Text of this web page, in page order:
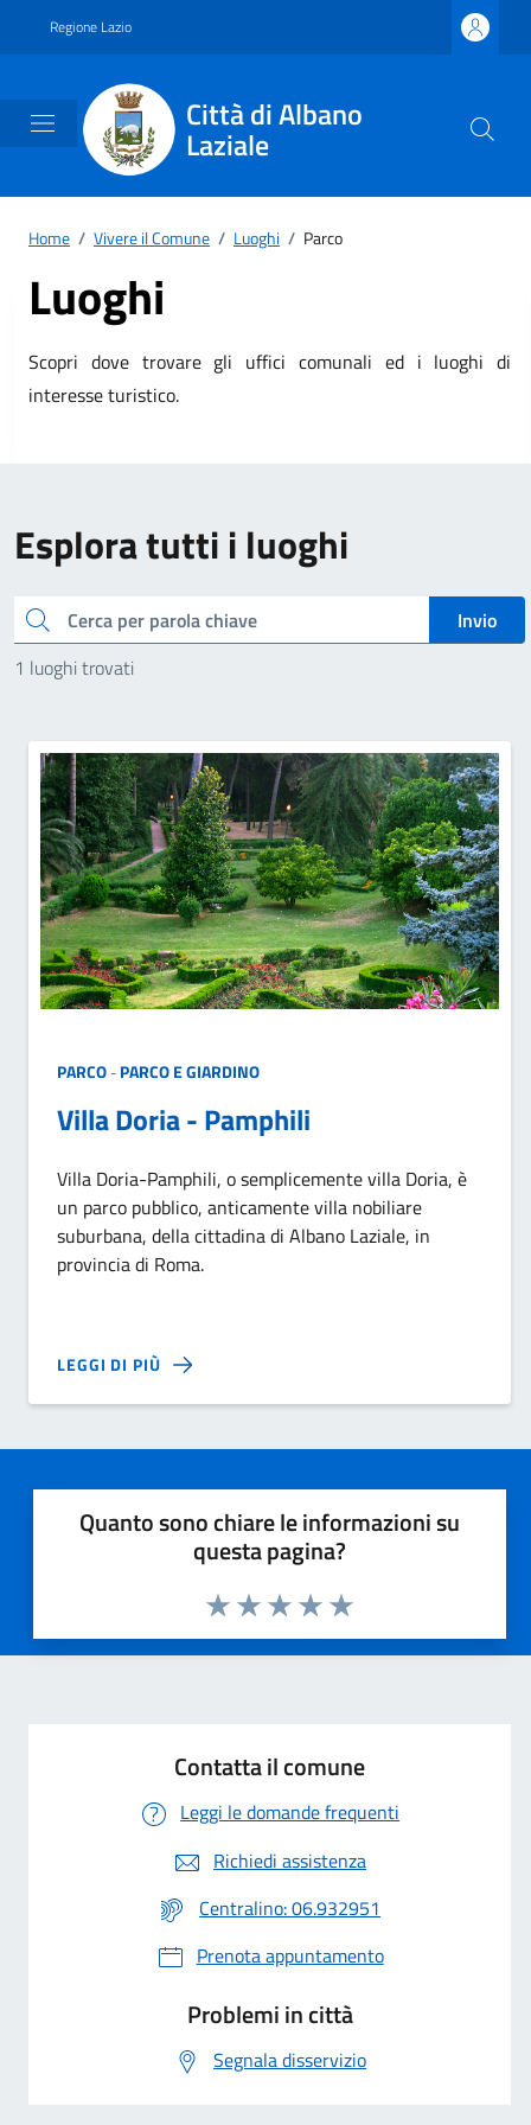
Regione Lazio
Città di Albano
Laziale
Home / Vivere il Comune / Luoghi / Parco
Luoghi
Scopri dove trovare gli uffici comunali ed i luoghi di
interesse turistico.
Esplora tutti i luoghi
Cerca
Invio
1 luoghi trovati
PARCO - PARCO E GIARDINO
Villa Doria - Pamphili
Villa Doria-Pamphili, o semplicemente villa Doria, è
un parco pubblico, anticamente villa nobiliare
suburbana, della cittadina di Albano Laziale, in
provincia di Roma.
LEGGI DI PIÙ
Quanto sono chiare le informazioni su
questa pagina?
Valuta 5 stelle su 5
Valuta 4 stelle su 5
Valuta 3 stelle su 5
Valuta 2 stelle su 5
Valuta 1 stelle su 5
Contatta il comune
Leggi le domande frequenti
Richiedi assistenza
Centralino: 06.932951
Prenota appuntamento
Problemi in città
Segnala disservizio